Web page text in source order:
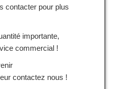
contacter pour plus
importante,
commercial !
contactez nous !